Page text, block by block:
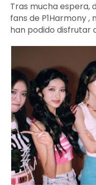
Tras mucha espera,
fans de P1Harmony ,
han podido disfrutar